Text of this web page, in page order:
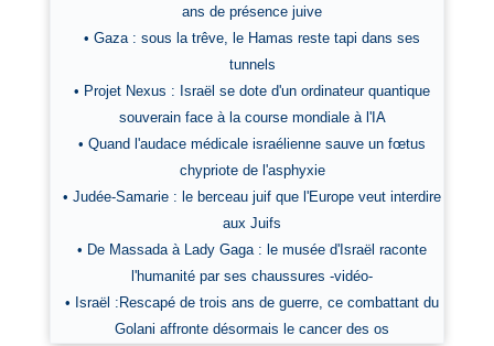
ans de présence juive
• Gaza : sous la trêve, le Hamas reste tapi dans ses
tunnels
• Projet Nexus : Israël se dote d'un ordinateur quantique
souverain face à la course mondiale à l'IA
• Quand l'audace médicale israélienne sauve un fœtus
chypriote de l'asphyxie
• Judée-Samarie : le berceau juif que l'Europe veut interdire
aux Juifs
• De Massada à Lady Gaga : le musée d'Israël raconte
l'humanité par ses chaussures -vidéo-
• Israël :Rescapé de trois ans de guerre, ce combattant du
Golani affronte désormais le cancer des os